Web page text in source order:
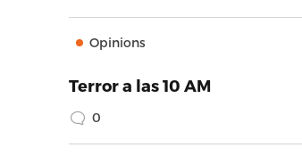
Opinions
Terror a las 10 AM
0